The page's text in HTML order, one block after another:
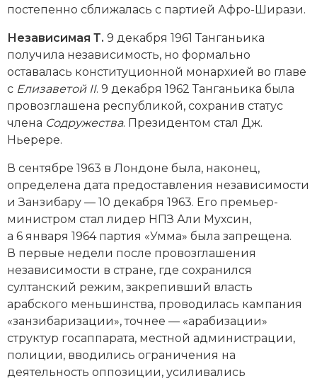
постепенно сближалась с партией Афро-Ширази.
Независимая Т. 9 декабря 1961 Танганьика
получила независимость, но формально
оставалась конституционной монархией во главе
с Елизаветой II. 9 декабря 1962 Танганьика была
провозглашена республикой, сохранив статус
члена Содружества. Президентом стал Дж.
Ньерере.
В сентябре 1963 в Лондоне была, наконец,
определена дата предоставления независимости
и Занзибару — 10 декабря 1963. Его премьер-
министром стал лидер НПЗ Али Мухсин,
а 6 января 1964 партия «Умма» была запрещена.
В первые недели после провозглашения
независимости в стране, где сохранился
султанский режим, закрепивший власть
арабского меньшинства, проводилась кампания
«занзибаризации», точнее — «арабизации»
структур гос­аппарата, местной администрации,
полиции, вводились ограничения на
деятельность оппозиции, усиливались